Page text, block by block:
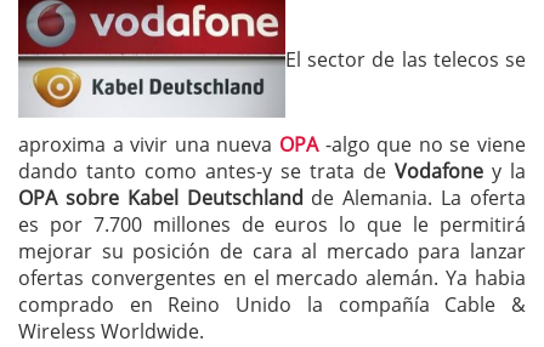
El sector de las telecos se
aproxima a vivir una nueva OPA-algo que no se viene
dando tanto como antes-y se trata de Vodafone y la
OPA sobre Kabel Deutschland de Alemania. La oferta
es por 7.700 millones de euros lo que le permitirá
mejorar su posición de cara al mercado para lanzar
ofertas convergentes en el mercado alemán. Ya habia
comprado en Reino Unido la compañía Cable &
Wireless Worldwide.